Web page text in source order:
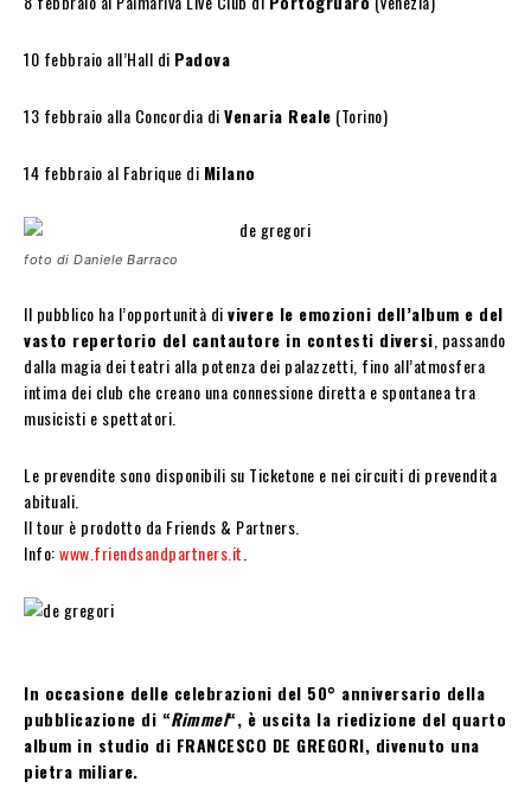
10 febbraio all’Hall di Padova
13 febbraio alla Concordia diVenaria Reale (Torino)
14 febbraio al Fabrique di Milano
foto di Daniele Barraco
Il pubblico ha l’opportunità divivere le emozioni dell’album e del
vasto repertorio del cantautore in contesti diversi , passando
dalla magia dei teatri alla potenza dei palazzetti, fino all’atmosfera
intima dei club che creano una connessione diretta e spontanea tra
musicisti e spettatori.
Le prevendite sono disponibili su Ticketone e nei circuiti di prevendita
abituali.
Il tour è prodotto da Friends & Partners.
Info:www.friendsandpartners.it
In occasione delle celebrazioni del 50° anniversario della
pubblicazione di “Rimmel“, è uscita la riedizione del quarto
album in studio di FRANCESCO DE GREGORI, divenuto una
pietra miliare.